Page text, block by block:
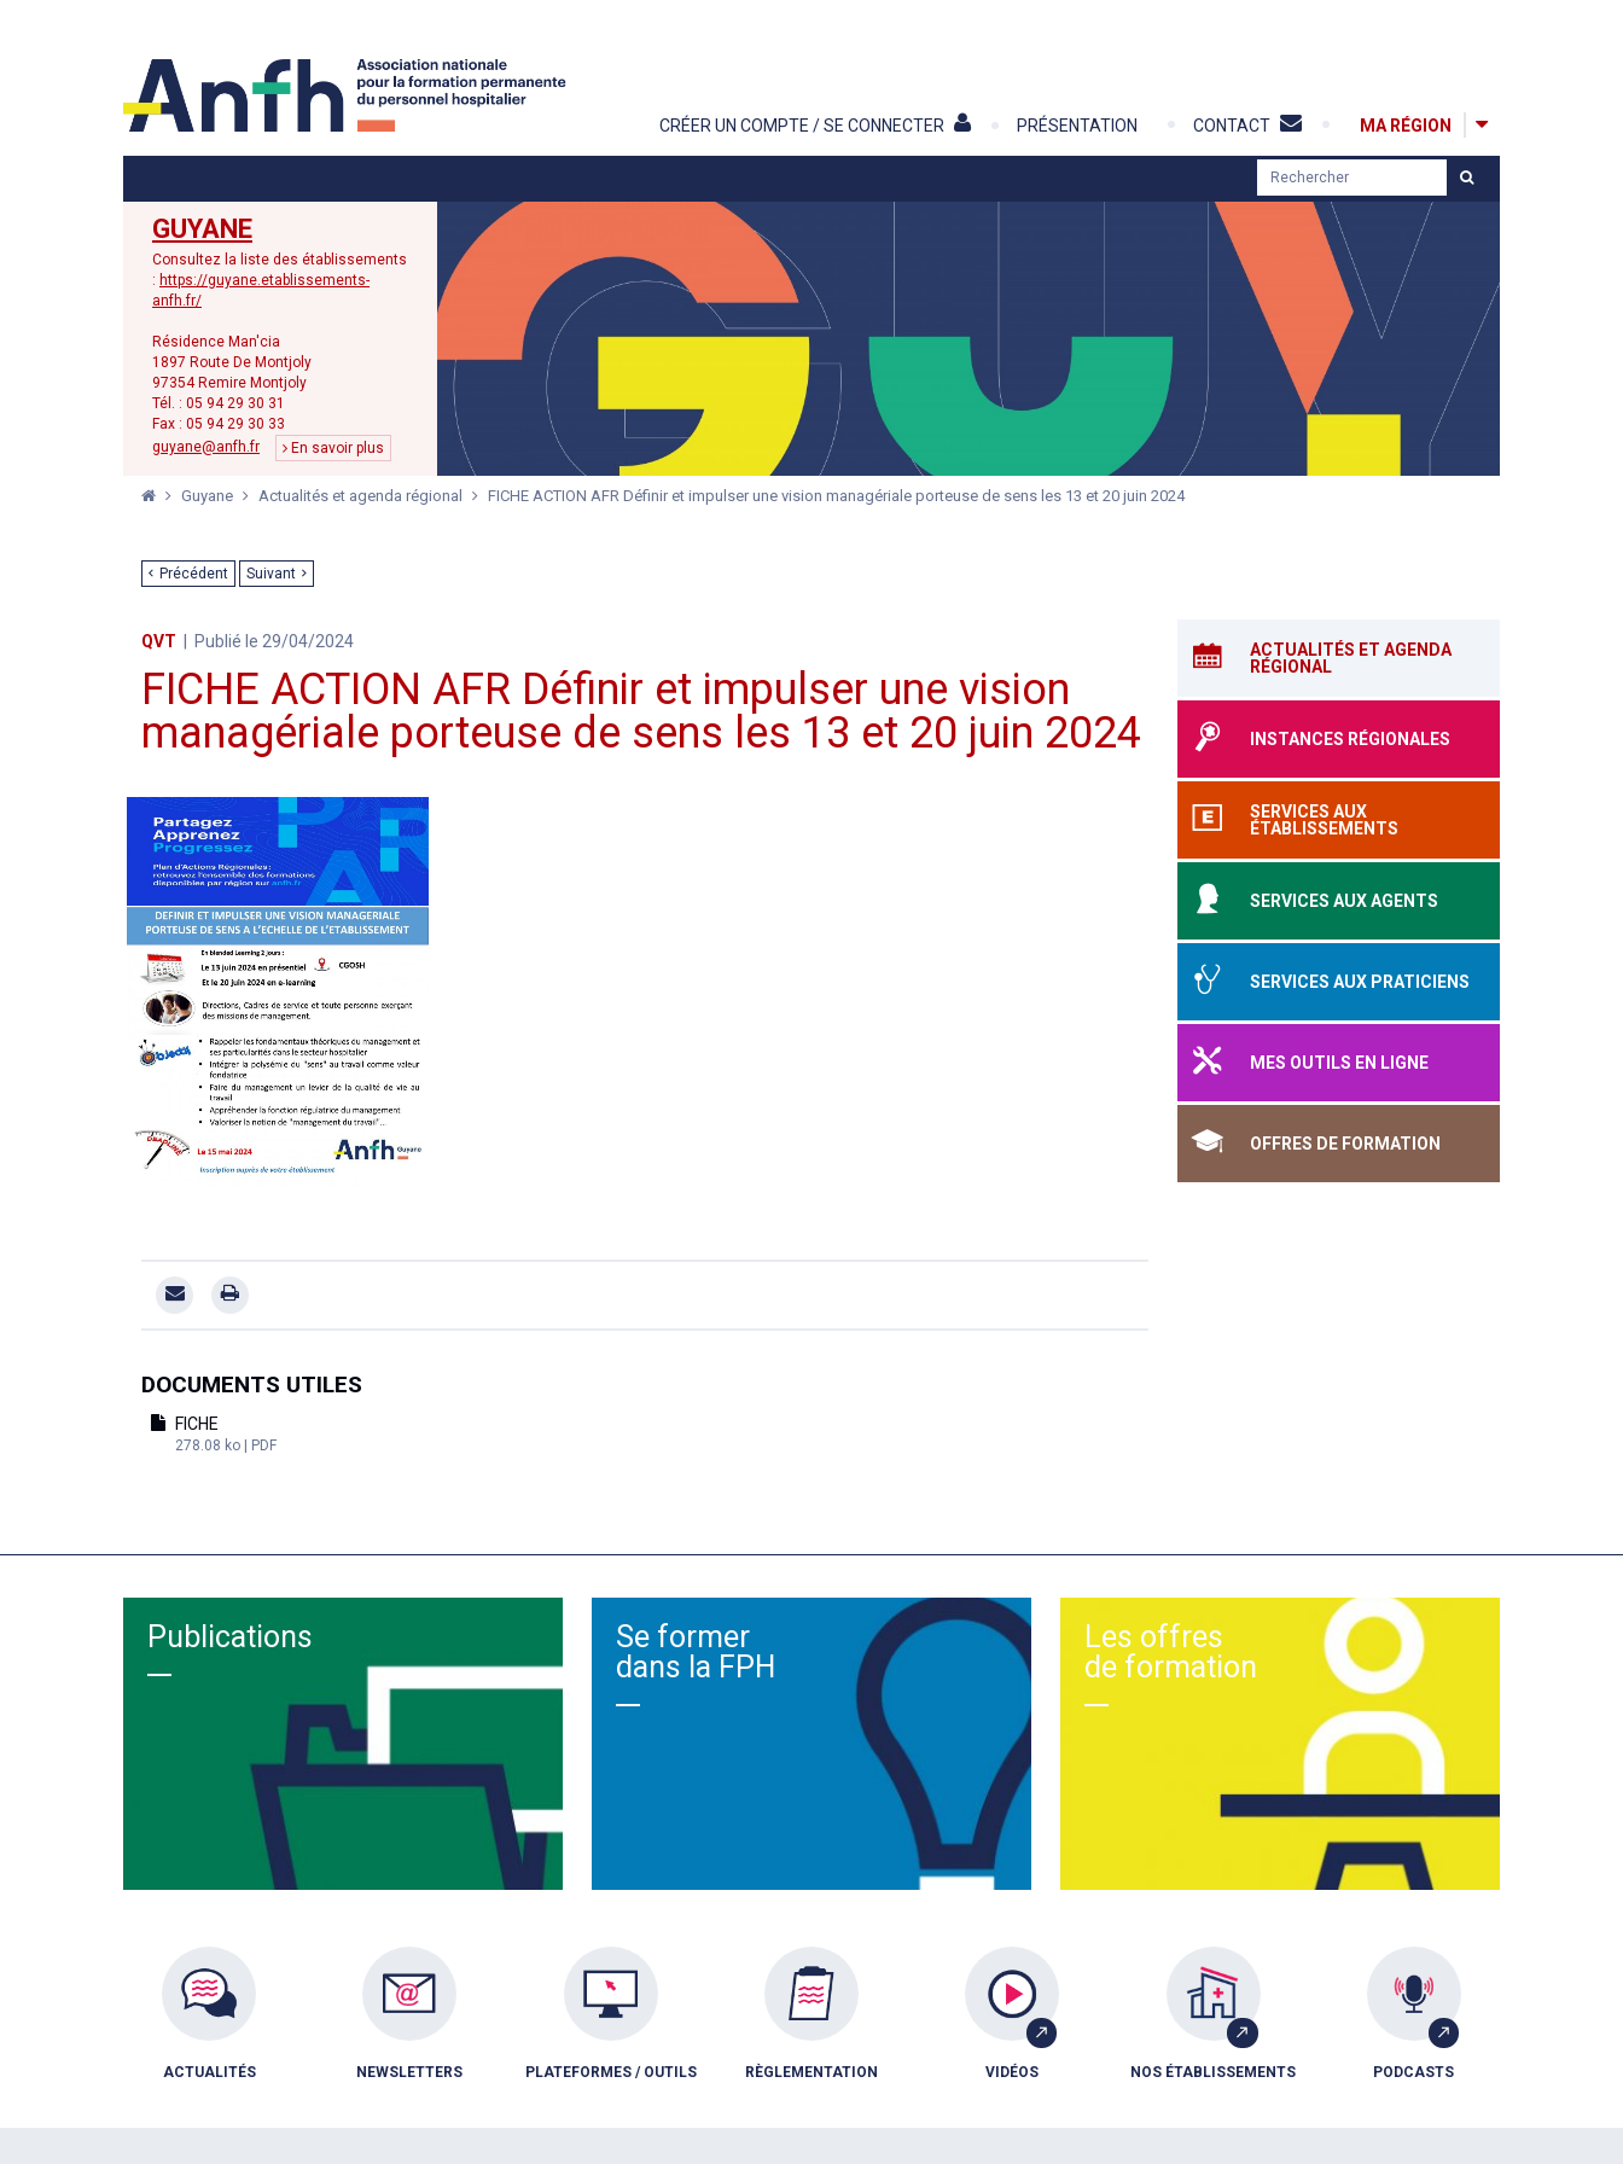
CRÉER UN COMPTE / SE CONNECTER PRÉSENTATION CONTACT MA RÉGION
e
r
GUYANE
Consultez la liste des établissements
: https://guyane.etablissements-
anfh.fr/
Résidence Man'cia
1897 Route De Montjoly
97354 Remire Montjoly
Tél. : 05 94 29 30 31
Fax : 05 94 29 30 33
guyane@anfh.fr
En savoir plus
Guyane Actualités et agenda régional FICHE ACTION AFR Définir et impulser une vision managériale porteuse de sens les 13 et 20 juin 2024
ACTUALITÉS ET AGENDA
RÉGIONAL
INSTANCES RÉGIONALES
SERVICES AUX
ÉTABLISSEMENTS
SERVICES AUX AGENTS
SERVICES AUX PRATICIENS
MES OUTILS EN LIGNE
OFFRES DE FORMATION
Précédent Suivant
QVT Publié le 29/04/2024
FICHE ACTION AFR Définir et impulser une vision
managériale porteuse de sens les 13 et 20 juin 2024
DOCUMENTS UTILES
FICHE
278.08 ko | PDF
Publications
Se former
dans la FPH
Les offres
de formation
ACTUALITÉS NEWSLETTERS PLATEFORMES / OUTILS RÈGLEMENTATION VIDÉOS NOS ÉTABLISSEMENTS PODCASTS